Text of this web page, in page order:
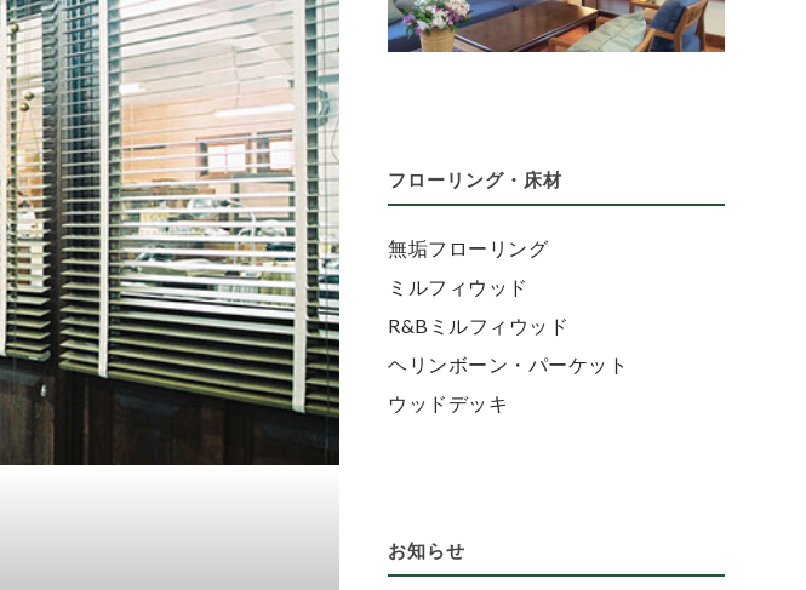
フローリング・床材
無垢フローリング
ミルフィウッド
R&Bミルフィウッド
ヘリンボーン・パーケット
ウッドデッキ
お知らせ